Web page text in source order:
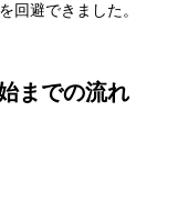
回避できました。
までの流れ